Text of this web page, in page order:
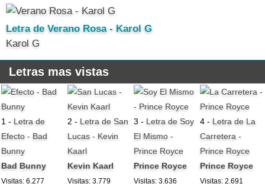
Letra de Verano Rosa - Karol G
Karol G
Letras mas vistas
1 - Letra de
Efecto - Bad
Bunny
Bad Bunny
Visitas: 6.277
2 - Letra de San
Lucas - Kevin
Kaarl
Kevin Kaarl
Visitas: 3.779
3 - Letra de Soy
El Mismo -
Prince Royce
Prince Royce
Visitas: 3.636
4 - Letra de La
Carretera -
Prince Royce
Prince Royce
Visitas: 2.691